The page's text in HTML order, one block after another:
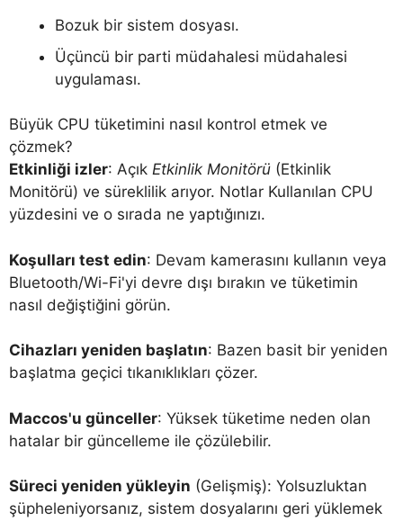
Bozuk bir sistem dosyası.
Üçüncü bir parti müdahalesi müdahalesi
uygulaması.
Büyük CPU tüketimini nasıl kontrol etmek ve
çözmek?
Etkinliği izler: Açık Etkinlik Monitörü (Etkinlik
Monitörü) ve süreklilik arıyor. Notlar Kullanılan CPU
yüzdesini ve o sırada ne yaptığınızı.
Koşulları test edin: Devam kamerasını kullanın veya
Bluetooth/Wi-Fi'yi devre dışı bırakın ve tüketimin
nasıl değiştiğini görün.
Cihazları yeniden başlatın: Bazen basit bir yeniden
başlatma geçici tıkanıklıkları çözer.
Maccos'u günceller: Yüksek tüketime neden olan
hatalar bir güncelleme ile çözülebilir.
Süreci yeniden yükleyin (Gelişmiş): Yolsuzluktan
şüpheleniyorsanız, sistem dosyalarını geri yüklemek